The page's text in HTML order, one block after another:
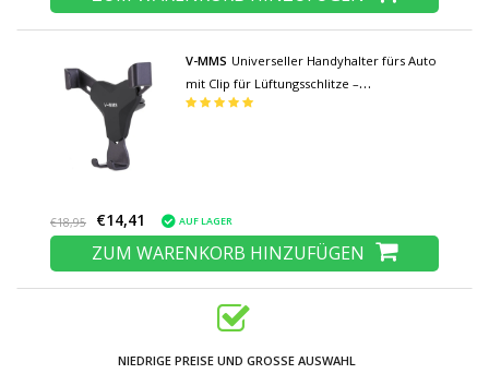
V-MMS Universeller Handyhalter fürs Auto
mit Clip für Lüftungsschlitze –
Smartphone-Halterung für das
€18,95 €14,41 AUF LAGER
ZUM WARENKORB HINZUFÜGEN
NIEDRIGE PREISE UND GROSSE AUSWAHL